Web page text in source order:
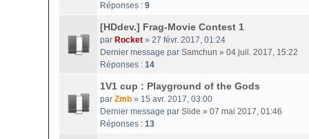
Réponses : 9
[HDdev.] Frag-Movie Contest 1
par Rocket » 27 févr. 2017, 01:24
Dernier message par Samchun » 04 juil. 2017, 15:22
Réponses : 14
1V1 cup : Playground of the Gods
par Zmb » 15 avr. 2017, 03:00
Dernier message par Slide » 07 mai 2017, 01:46
Réponses : 13